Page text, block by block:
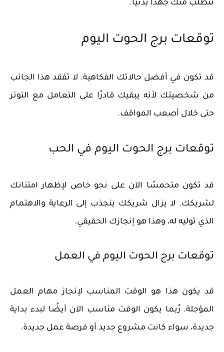
تتطلب منك جهدًا بدنيًا.
توقعات برج الحوت اليوم
قد تكون في أفضل حالاتك الفكاهية. لا تفقد هذا الجانب
من شخصيتك لأنه يبقيك قادرًا على التعامل مع التوتر
حتى خلال أصعب المواقف.
توقعات برج الحوت اليوم في الحب
قد تكون متحمسًا الآن على نحو خاص لإظهار امتنانك
لشريكك. لا يزال شريكك ينجذب إلى الرعاية والاهتمام
الذي توليه له، وهذا هو إنجازك الحقيقي.
توقعات برج الحوت اليوم في العمل
قد يكون هذا هو الوقت المناسب لإنجاز مهام العمل
المؤجلة. رُبما يكون الوقت مناسب الآن أيضًا لبدء بداية
جديدة، سواء كانت مشروع جديد أو فرصة عمل جديدة.